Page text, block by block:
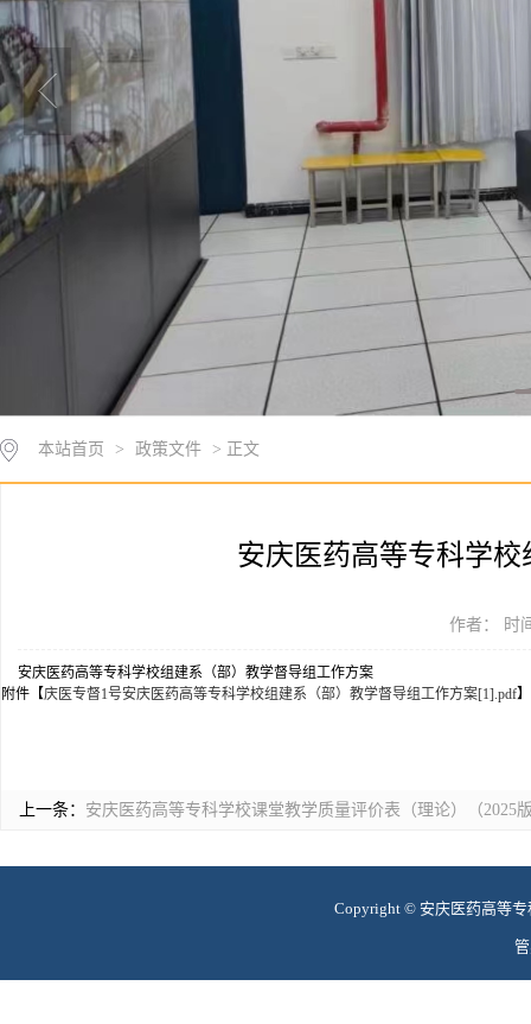
本站首页 > 政策文件 > 正文
安庆医药高等专科学
作者： 时
安庆医药高等专科学校组建系（部）教学督导组工作方案
附件【庆医专督1号安庆医药高等专科学校组建系（部）教学督导组工作方案[1].pdf
上一条： 安庆医药高等专科学校课堂教学质量评价表（理论）（2025
Copyright © 安庆医药高等